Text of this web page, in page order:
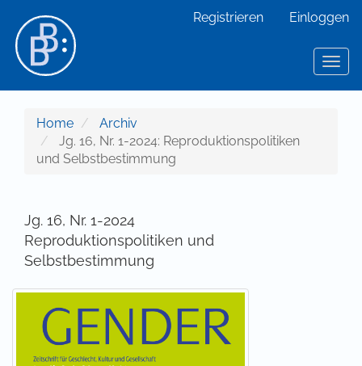
Hauptinhalt
Sidebar
Registrieren Einloggen
Home
Archiv
Jg. 16, Nr. 1-2024: Reproduktionspolitiken
und Selbstbestimmung
Jg. 16, Nr. 1-2024
Reproduktionspolitiken und
Selbstbestimmung